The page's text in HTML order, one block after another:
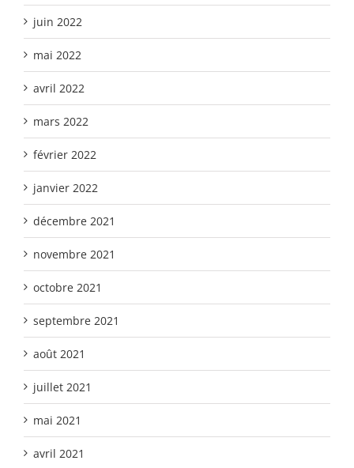
juin 2022
mai 2022
avril 2022
mars 2022
février 2022
janvier 2022
décembre 2021
novembre 2021
octobre 2021
septembre 2021
août 2021
juillet 2021
mai 2021
avril 2021